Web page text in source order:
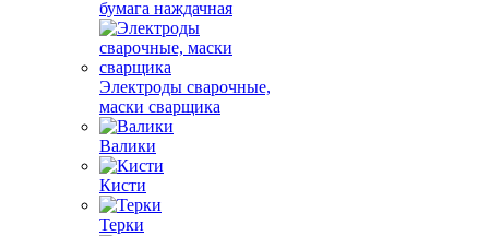
бумага наждачная
Электроды сварочные,
маски сварщика
Валики
Кисти
Терки